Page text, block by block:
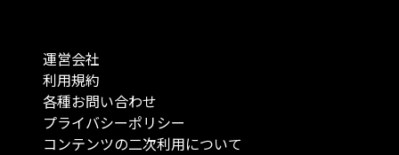
運営会社
利用規約
各種お問い合わせ
プライバシーポリシー
コンテンツの二次利用について